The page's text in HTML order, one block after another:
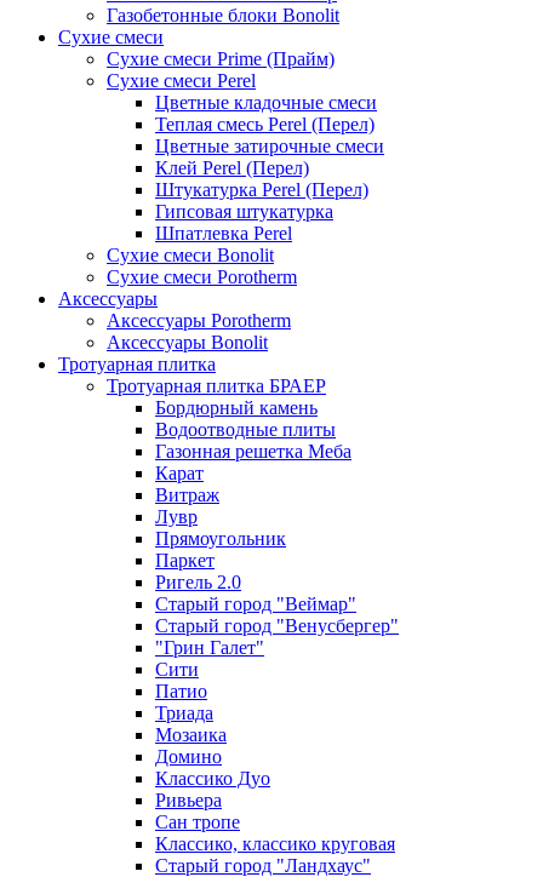
Газобетонные блоки Bonolit
Сухие смеси
Сухие смеси Prime (Прайм)
Сухие смеси Perel
Цветные кладочные смеси
Теплая смесь Perel (Перел)
Цветные затирочные смеси
Клей Perel (Перел)
Штукатурка Perel (Перел)
Гипсовая штукатурка
Шпатлевка Perel
Сухие смеси Bonolit
Сухие смеси Porotherm
Аксессуары
Аксессуары Porotherm
Аксессуары Bonolit
Тротуарная плитка
Тротуарная плитка БРАЕР
Бордюрный камень
Водоотводные плиты
Газонная решетка Меба
Карат
Витраж
Лувр
Прямоугольник
Паркет
Ригель 2.0
Старый город "Веймар"
Старый город "Венусбергер"
"Грин Галет"
Сити
Патио
Триада
Мозаика
Домино
Классико Дуо
Ривьера
Сан тропе
Классико, классико круговая
Старый город "Ландхаус"